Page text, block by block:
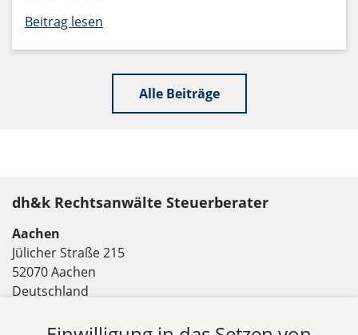
Beitrag lesen
Alle Beiträge
dh&k Rechtsanwälte Steuerberater
Aachen
Jülicher Straße 215
52070 Aachen
Deutschland
Fax: +49 241 94621-111